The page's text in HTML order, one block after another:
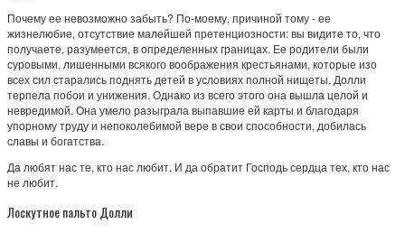
Почему ее невозможно забыть? По-моему, причиной тому - ее
жизнелюбие, отсутствие малейшей претенциозности: вы видите то, что
получаете, разумеется, в определенных границах. Ее родители были
суровыми, лишенными всякого воображения крестьянами, которые изо
всех сил старались поднять детей в условиях полной нищеты. Долли
терпела побои и унижения. Однако из всего этого она вышла целой и
невредимой. Она умело разыграла выпавшие ей карты и благодаря
упорному труду и непоколебимой вере в свои способности, добилась
славы и богатства.
Да любят нас те, кто нас любит. И да обратит Господь сердца тех, кто нас
не любит.
Лоскутное пальто Долли